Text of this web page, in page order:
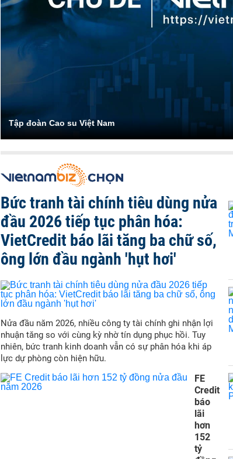
Tập đoàn Cao su Việt Nam
Bức tranh tài chính tiêu dùng nửa
đầu 2026 tiếp tục phân hóa:
VietCredit báo lãi tăng ba chữ số,
ông lớn đầu ngành 'hụt hơi'
Nửa đầu năm 2026, nhiều công ty tài chính ghi nhận lợi
nhuận tăng so với cùng kỳ nhờ tín dụng phục hồi. Tuy
nhiên, bức tranh kinh doanh vẫn có sự phân hóa khi áp
lực dự phòng còn hiện hữu.
FE
Credit
báo
lãi
hơn
152
tỷ